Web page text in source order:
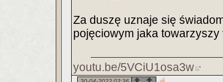
Za duszę uznaje się
pojęciowym jaka
youtu.be/5VCiU1osa3w